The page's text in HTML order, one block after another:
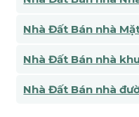
Nhà Đất Bán nhà
Nhà Đất Bán nhà
Nhà Đất Bán nhà